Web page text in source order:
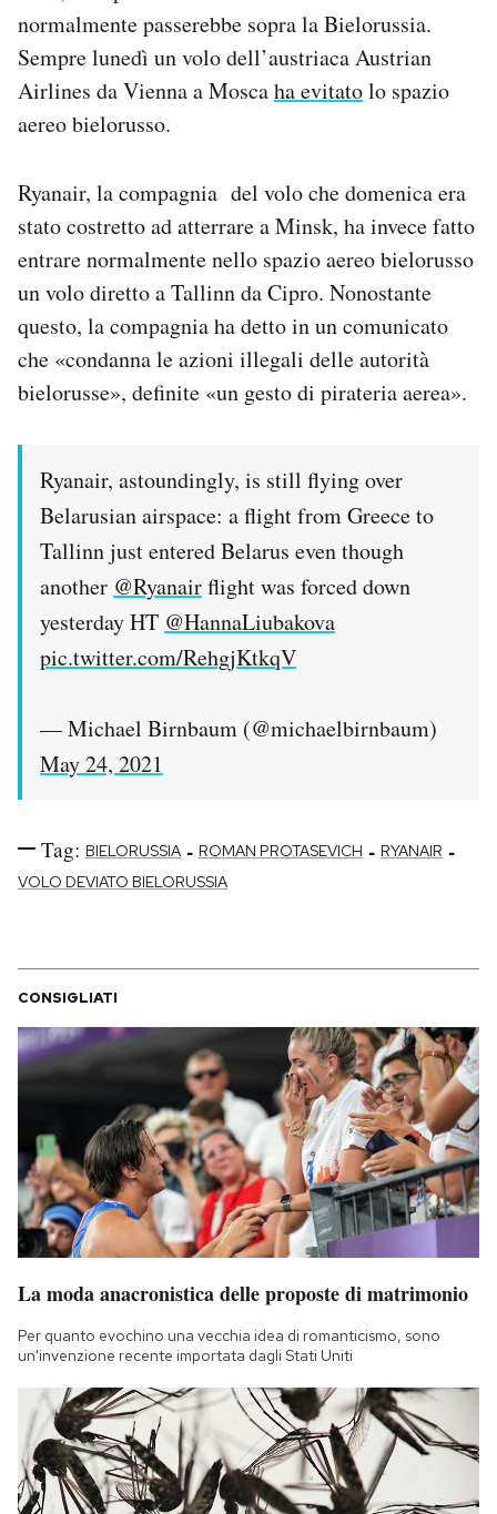
normalmente passerebbe sopra la Bielorussia.
Sempre lunedì un volo dell’austriaca Austrian
Airlines da Vienna a Moscaha evitatolo spazio
aereo bielorusso.
Ryanair, la compagnia del volo che domenica era
stato costretto ad atterrare a Minsk, ha invece fatto
entrare normalmente nello spazio aereo bielorusso
un volo diretto a Tallinn da Cipro. Nonostante
questo, la compagnia ha detto in un comunicato
che «condanna le azioni illegali delle autorità
bielorusse», definite «un gesto di pirateria aerea».
Ryanair, astoundingly, is still flying over
Belarusian airspace: a flight from Greece to
Tallinn just entered Belarus even though
another @Ryanairflight was forced down
yesterday HT @HannaLiubakova
pic.twitter.com/RehgjKtkqV
— Michael Birnbaum (@michaelbirnbaum)
May 24, 2021
Tag: BIELORUSSIA - ROMAN PROTASEVICH - RYANAIR -
VOLO DEVIATO BIELORUSSIA
CONSIGLIATI
La moda anacronistica delle proposte di matrimonio
Per quanto evochino una vecchia idea di romanticismo, sono
un'invenzione recente importata dagli Stati Uniti